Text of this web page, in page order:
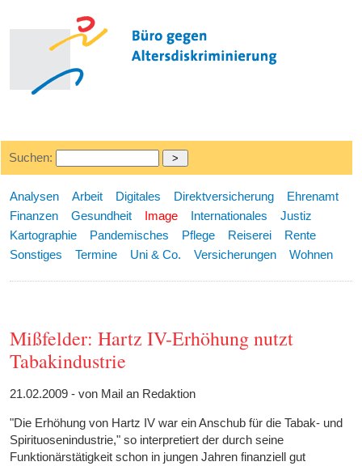
Suchen:
Analysen Arbeit Digitales Direktversicherung
Ehrenamt
Finanzen
Gesundheit Image Internationales
Justiz
Kartographie
Pandemisches Pflege Reiserei
Rente
Sonstiges
Termine Uni & Co. Versicherungen Wohnen
Mißfelder: Hartz IV-Erhöhung nutzt
Tabakindustrie
21.02.2009 - von Mail an Redaktion
"Die Erhöhung von Hartz IV war ein Anschub für die Tabak- und
Spirituosenindustrie," so interpretiert der durch seine
Funktionärstätigkeit schon in jungen Jahren finanziell gut